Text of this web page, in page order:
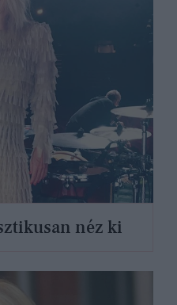
néz ki